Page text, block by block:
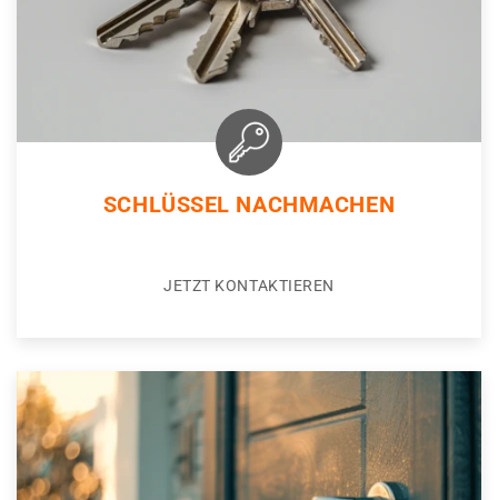
SCHLÜSSEL NACHMACHEN
JETZT KONTAKTIEREN